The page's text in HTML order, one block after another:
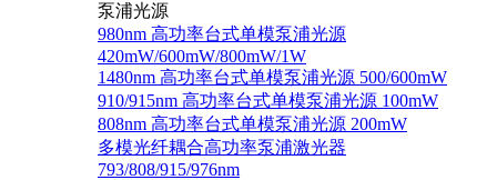
泵浦光源
980nm 高功率台式单模泵浦光源
420mW/600mW/800mW/1W
1480nm 高功率台式单模泵浦光源 500/600mW
910/915nm 高功率台式单模泵浦光源 100mW
808nm 高功率台式单模泵浦光源 200mW
多模光纤耦合高功率泵浦激光器
793/808/915/976nm